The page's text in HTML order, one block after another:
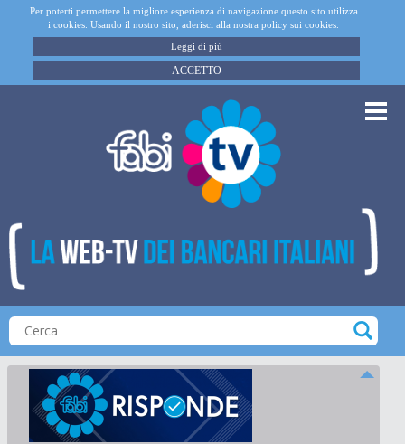
Per poterti permettere la migliore esperienza di navigazione questo sito utilizza
i cookies. Usando il nostro sito, aderisci alla nostra policy sui cookies.
Leggi di più
ACCETTO